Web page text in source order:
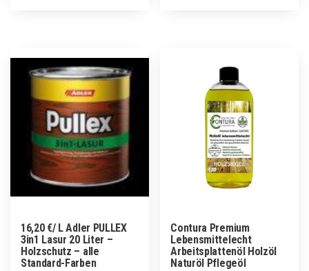
16,20 €/ L Adler PULLEX
3in1 Lasur 20 Liter –
Holzschutz – alle
Standard-Farben
Contura Premium
Lebensmittelecht
Arbeitsplattenöl Holzöl
Naturöl Pflegeöl